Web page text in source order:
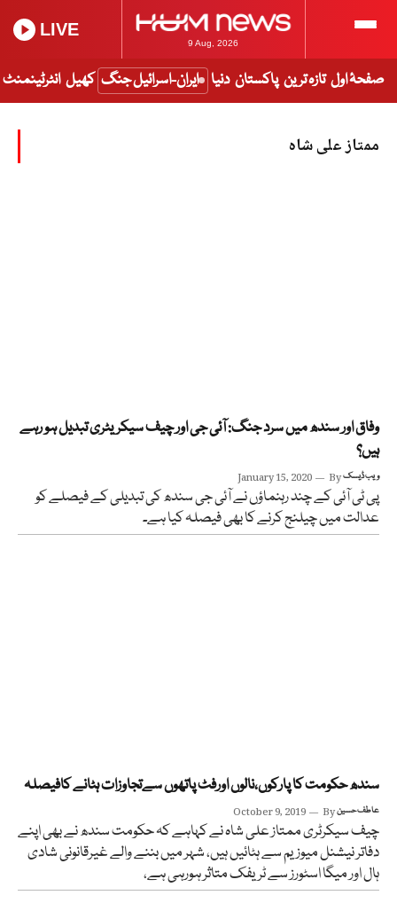
9 Aug, 2026
LIVE
صفحۂ اول تازہ ترین پاکستان دنیا ایران-اسرائیل جنگ کھیل انٹرٹینمنٹ
ممتاز علی شاہ
وفاق اور سندھ میں سرد جنگ: آئی جی اور چیف سیکریٹری تبدیل ہو رہے
ہیں؟
January 15, 2020 Byویب ڈیسک
پی ٹی آئی کے چند رہنماؤں نے آئی جی سندھ کی تبدیلی کے فیصلے کو
عدالت میں چیلنج کرنے کا بھی فیصلہ کیا ہے۔
سندھ حکومت کا پارکوں،نالوں اورفٹ پاتھوں سےتجاوزات ہٹانے کافیصلہ
October 9, 2019 Byعاطف حسین
چیف سیکرٹری ممتاز علی شاہ نے کہاہے کہ حکومت سندھ نے بھی اپنے
دفاتر نیشنل میوزیم سے ہٹائیں ہیں، شہر میں بننے والے غیرقانونی شادی
ہال اور میگا اسٹورز سے ٹریفک متاثر ہورہی ہے،